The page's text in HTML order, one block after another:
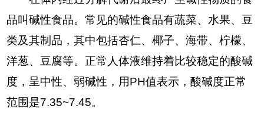
品叫碱性食品。常见的碱性食品有蔬菜、水果、豆
类及其制品，其中包括杏仁、椰子、海带、柠檬、
洋葱、豆腐等。正常人体液维持着比较稳定的酸碱
度，呈中性、弱碱性，用PH值表示，酸碱度正常
范围是7.35~7.45。